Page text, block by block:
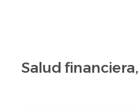
Salud financiera,